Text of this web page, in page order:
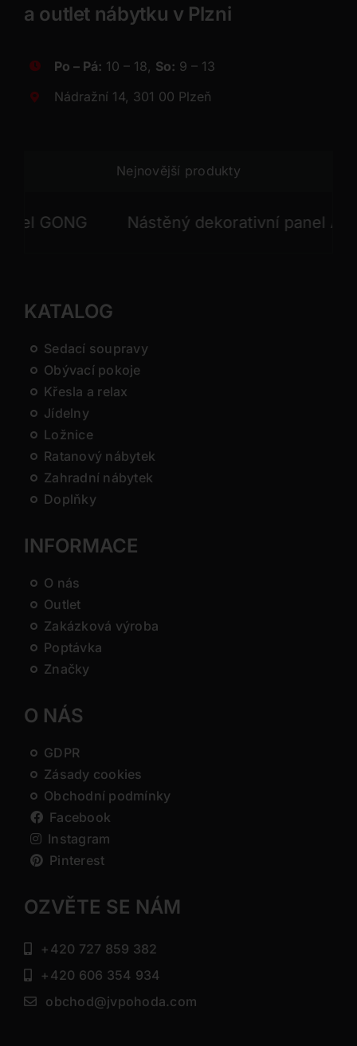
a outlet nábytku v Plzni
Po – Pá: 10 – 18, So: 9 – 13
Nádražní 14, 301 00 Plzeň
Nejnovější produkty
Nástěný dekorativní panel
KATALOG
Sedací soupravy
Obývací pokoje
Křesla a relax
Jídelny
Ložnice
Ratanový nábytek
Zahradní nábytek
Doplňky
INFORMACE
O nás
Outlet
Zakázková výroba
Poptávka
Značky
O NÁS
GDPR
Zásady cookies
Obchodní podmínky
Facebook
Instagram
Pinterest
OZVĚTE SE NÁM
+420 727 859 382
+420 606 354 934
obchod@jvpohoda.com